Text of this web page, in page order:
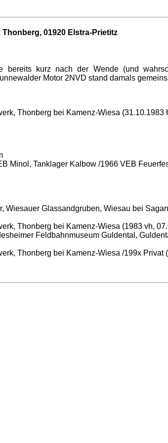
01920 Elstra-Prietitz
bereits kurz nach der Wende (und
Motor 2NVD stand damals
Thonberg bei Kamenz-Wiesa
Minol, Tanklager Kalbow /1966 VEB
Wiesauer Glassandgruben, Wiesau bei
Thonberg bei Kamenz-Wiesa (1983 vh,
Feldbahnmuseum Guldental,
Thonberg bei Kamenz-Wiesa /199x Privat